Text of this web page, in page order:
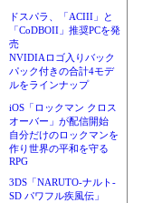
ドスパラ、「ACIII」と
「CoDBOII」推奨PCを発
売
NVIDIAロゴ入りバック
パック付きの合計4モデ
ルをラインナップ
iOS「ロックマン クロス
オーバー」が配信開始
自分だけのロックマンを
作り世界の平和を守る
RPG
3DS「NARUTO-ナルト-
SD パワフル疾風伝」